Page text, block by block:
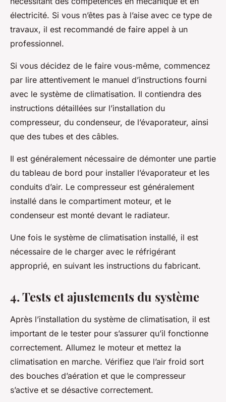
électricité. Si vous n’êtes pas à l’aise avec ce type de
travaux, il est recommandé de faire appel à un
professionnel.
Si vous décidez de le faire vous-même, commencez
par lire attentivement le manuel d’instructions fourni
avec le système de climatisation. Il contiendra des
instructions détaillées sur l’installation du
compresseur, du condenseur, de l’évaporateur, ainsi
que des tubes et des câbles.
Il est généralement nécessaire de démonter une partie
du tableau de bord pour installer l’évaporateur et les
conduits d’air. Le compresseur est généralement
installé dans le compartiment moteur, et le
condenseur est monté devant le radiateur.
Une fois le système de climatisation installé, il est
nécessaire de le charger avec le réfrigérant
approprié, en suivant les instructions du fabricant.
4. Tests et ajustements du système
Après l’installation du système de climatisation, il est
important de le tester pour s’assurer qu’il fonctionne
correctement. Allumez le moteur et mettez la
climatisation en marche. Vérifiez que l’air froid sort
des bouches d’aération et que le compresseur
s’active et se désactive correctement.